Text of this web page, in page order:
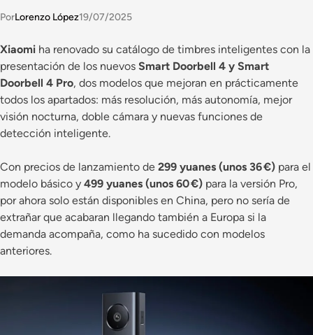
PorLorenzo López19/07/2025
Xiaomi ha renovado su catálogo de timbres inteligentes con la
presentación de los nuevos Smart Doorbell 4 y Smart
Doorbell 4 Pro, dos modelos que mejoran en prácticamente
todos los apartados: más resolución, más autonomía, mejor
visión nocturna, doble cámara y nuevas funciones de
detección inteligente.
Con precios de lanzamiento de 299 yuanes (unos 36 €) para el
modelo básico y 499 yuanes (unos 60 €) para la versión Pro,
por ahora solo están disponibles en China, pero no sería de
extrañar que acabaran llegando también a Europa si la
demanda acompaña, como ha sucedido con modelos
anteriores.